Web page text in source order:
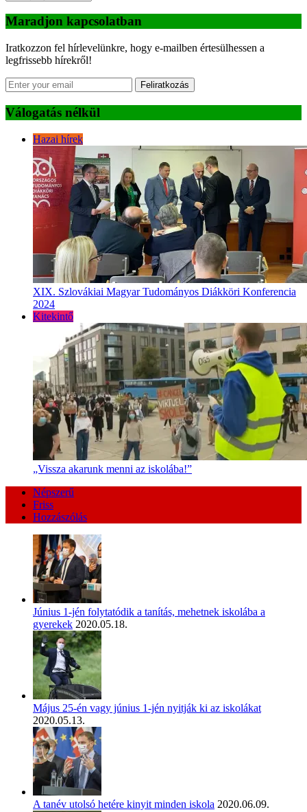
Maradjon kapcsolatban
Iratkozzon fel hírlevelünkre, hogy e-mailben értesülhessen a
legfrissebb hírekről!
Feliratkozás
Válogatás nélkül
Hazai hírek
XIX. Szlovákiai Magyar Tudományos Diákköri Konferencia
2024
Kitekintő
„Vissza akarunk menni az iskolába!”
Népszerű
Friss
Hozzászólás
Június 1-jén folytatódik a tanítás, mehetnek iskolába a
gyerekek 2020.05.18.
Május 25-én vagy június 1-jén nyitják ki az iskolákat
2020.05.13.
A tanév utolsó hetére kinyit minden iskola 2020.06.09.